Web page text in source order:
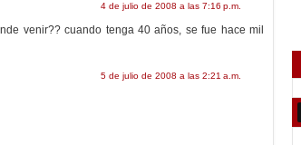
4 de julio de 2008 a las 7:16 p.m.
venir?? cuando tenga 40 años, se fue hace mil
5 de julio de 2008 a las 2:21 a.m.